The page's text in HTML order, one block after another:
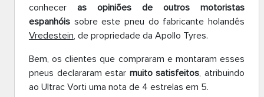
conhecer as opiniões de outros motoristas
espanhóissobre este pneu do fabricante holandês
Vredestein, de propriedade da Apollo Tyres.
Bem, os clientes que compraram e montaram esses
pneus declararam estar muito satisfeitos, atribuindo
ao Ultrac Vorti uma nota de 4 estrelas em 5.